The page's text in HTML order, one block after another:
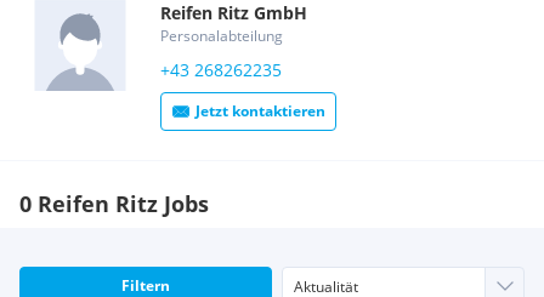
Reifen Ritz GmbH
Personalabteilung
+43 268262235
Jetzt kontaktieren
0 Reifen Ritz Jobs
Filtern